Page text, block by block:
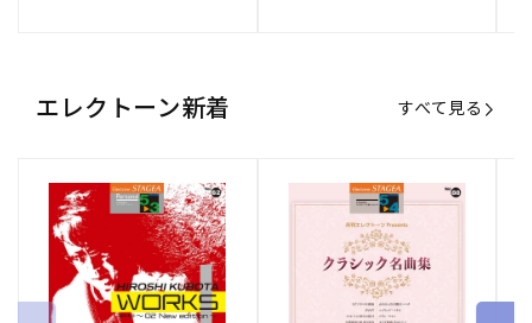
エレクトーン新着 すべて見る